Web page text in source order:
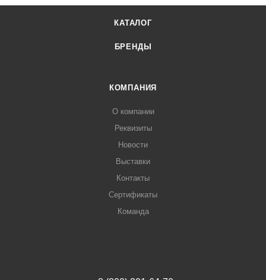
КАТАЛОГ
БРЕНДЫ
КОМПАНИЯ
О компании
Реквизиты
Новости
Выставки
Контакты
Сертификаты
Команда